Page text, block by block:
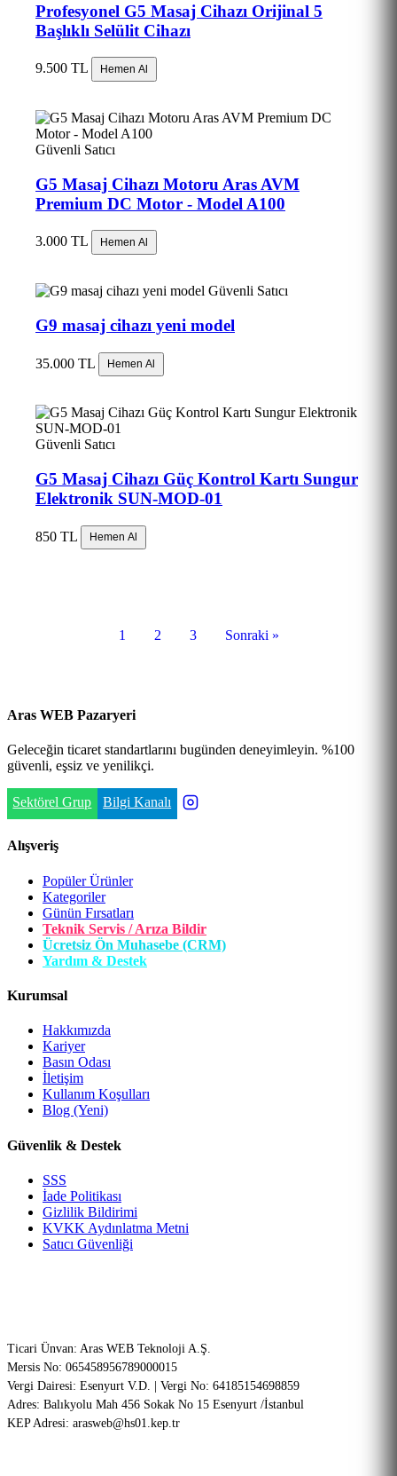
Profesyonel G5 Masaj Cihazı Orijinal 5
Başlıklı Selülit Cihazı
9.500 TL Hemen Al
Güvenli Satıcı
G5 Masaj Cihazı Motoru Aras AVM
Premium DC Motor - Model A100
3.000 TL Hemen Al
Güvenli Satıcı
G9 masaj cihazı yeni model
35.000 TL Hemen Al
Güvenli Satıcı
G5 Masaj Cihazı Güç Kontrol Kartı Sungur
Elektronik SUN-MOD-01
850 TL Hemen Al
1 2 3 Sonraki »
Aras WEB Pazaryeri
Geleceğin ticaret standartlarını bugünden deneyimleyin. %100
güvenli, eşsiz ve yenilikçi.
Sektörel Grup Bilgi Kanalı
Alışveriş
Popüler Ürünler
Kategoriler
Günün Fırsatları
Teknik Servis / Arıza Bildir
Ücretsiz Ön Muhasebe (CRM)
Yardım & Destek
Kurumsal
Hakkımızda
Kariyer
Basın Odası
İletişim
Kullanım Koşulları
Blog (Yeni)
Güvenlik & Destek
SSS
İade Politikası
Gizlilik Bildirimi
KVKK Aydınlatma Metni
Satıcı Güvenliği
Ticari Ünvan: Aras WEB Teknoloji A.Ş.
Mersis No: 065458956789000015
Vergi Dairesi: Esenyurt V.D. | Vergi No: 64185154698859
Adres: Balıkyolu Mah 456 Sokak No 15 Esenyurt /İstanbul
KEP Adresi: arasweb@hs01.kep.tr